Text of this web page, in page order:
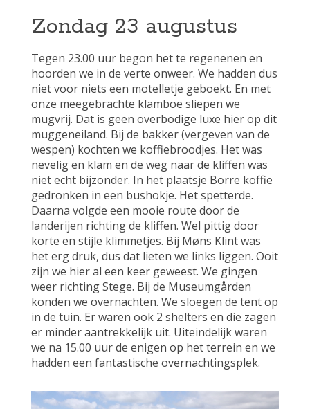
Zondag 23 augustus
Tegen 23.00 uur begon het te regenenen en
hoorden we in de verte onweer. We hadden dus
niet voor niets een motelletje geboekt. En met
onze meegebrachte klamboe sliepen we
mugvrij. Dat is geen overbodige luxe hier op dit
muggeneiland. Bij de bakker (vergeven van de
wespen) kochten we koffiebroodjes. Het was
nevelig en klam en de weg naar de kliffen was
niet echt bijzonder. In het plaatsje Borre koffie
gedronken in een bushokje. Het spetterde.
Daarna volgde een mooie route door de
landerijen richting de kliffen. Wel pittig door
korte en stijle klimmetjes. Bij Møns Klint was
het erg druk, dus dat lieten we links liggen. Ooit
zijn we hier al een keer geweest. We gingen
weer richting Stege. Bij de Museumgården
konden we overnachten. We sloegen de tent op
in de tuin. Er waren ook 2 shelters en die zagen
er minder aantrekkelijk uit. Uiteindelijk waren
we na 15.00 uur de enigen op het terrein en we
hadden een fantastische overnachtingsplek.